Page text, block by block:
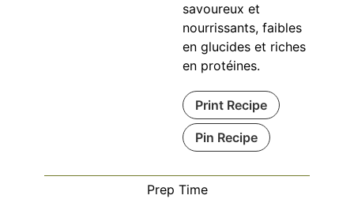
savoureux et
nourrissants, faibles
en glucides et riches
en protéines.
Print Recipe
Pin Recipe
Prep Time